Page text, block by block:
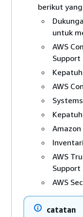
berikut
untuk
AWS
AWS
Amazon
AWS
AWS
catatan